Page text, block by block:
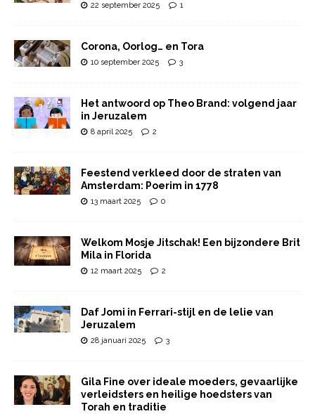
22 september 2025 1
Corona, Oorlog… en Tora
10 september 2025 3
Het antwoord op Theo Brand: volgend jaar
in Jeruzalem
8 april 2025 2
Feestend verkleed door de straten van
Amsterdam: Poerim in 1778
13 maart 2025 0
Welkom Mosje Jitschak! Een bijzondere Brit
Mila in Florida
12 maart 2025 2
Daf Jomi in Ferrari-stijl en de lelie van
Jeruzalem
28 januari 2025 3
Gila Fine over ideale moeders, gevaarlijke
verleidsters en heilige hoedsters van
Torah en traditie